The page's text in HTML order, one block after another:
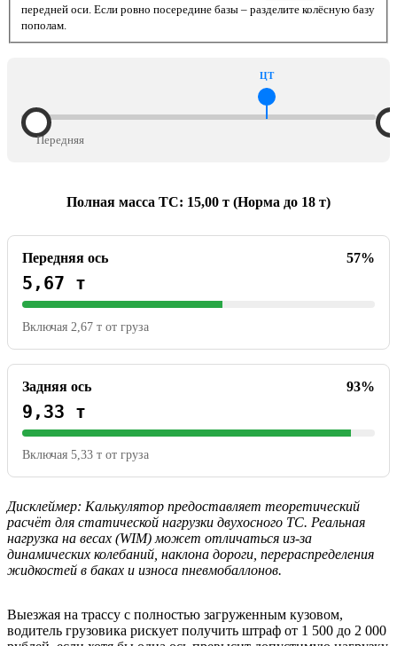
передней оси. Если ровно посередине базы – разделите колёсную базу
пополам.
Полная масса ТС: 15,00 т (Норма до 18 т)
Передняя ось 57%
5,67 т
Включая 2,67 т от груза
Задняя ось 93%
9,33 т
Включая 5,33 т от груза
Дисклеймер: Калькулятор предоставляет теоретический
расчёт для статической нагрузки двухосного ТС. Реальная
нагрузка на весах (WIM) может отличаться из-за
динамических колебаний, наклона дороги, перераспределения
жидкостей в баках и износа пневмобаллонов.
Выезжая на трассу с полностью загруженным кузовом,
водитель грузовика рискует получить штраф от 1 500 до 2 000